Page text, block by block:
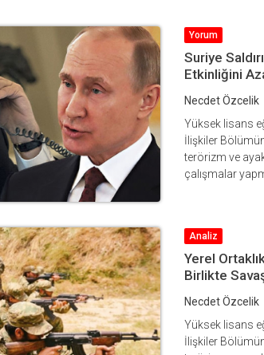
Yorum
Suriye
Etkinliğini
Necdet Özcelik
Yüksek lisans
İlişkiler
terörizm ve
çalışmalar
ABD Özel
Mesafeli Keşif
Türkiye’deki
şekillendirdiği
da harekât,
bulunmuştur.
Analiz
Yerel
Birlikte
Necdet Özcelik
Yüksek lisans
İlişkiler